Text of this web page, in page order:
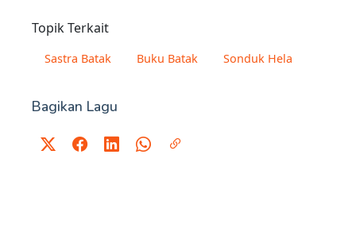
Topik Terkait
Sastra Batak Buku Batak Sonduk Hela
Bagikan Lagu